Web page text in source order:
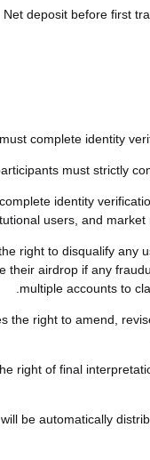
complete identity
users, and
the right to disqualify
their airdrop if any
multiple accounts to
the right to amend,
the right of final
will be automatically